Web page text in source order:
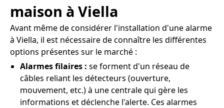
maison à Viella
Avant même de considérer l'installation d'une alarme
à Viella, il est nécessaire de connaître les différentes
options présentes sur le marché :
Alarmes filaires : se forment d'un réseau de
câbles reliant les détecteurs (ouverture,
mouvement, etc.) à une centrale qui gère les
informations et déclenche l'alerte. Ces alarmes